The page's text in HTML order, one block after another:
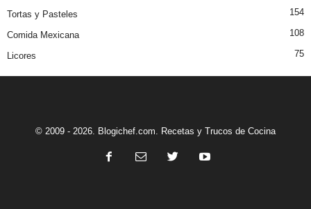
Tortas y Pasteles 154
Comida Mexicana 108
Licores 75
© 2009 - 2026. Blogichef.com. Recetas y Trucos de Cocina